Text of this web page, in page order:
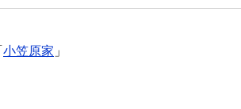
小笠原家 」